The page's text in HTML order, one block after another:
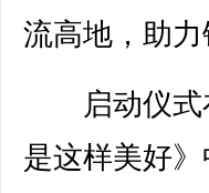
流高地，助
启动仪式
是这样美好